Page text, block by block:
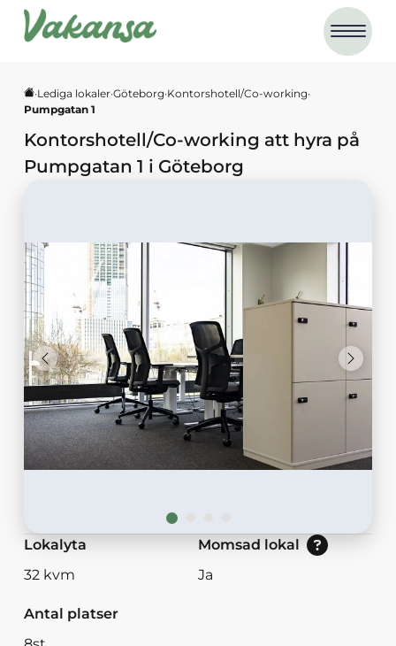
·Lediga lokaler·Göteborg·Kontorshotell/Co-working·
Pumpgatan 1
Kontorshotell/Co-working att hyra på
Pumpgatan 1 i Göteborg
Lokalyta
32kvm
Momsad lokal
Nej: Lokalen är momsbefriad.<br/>Ja:
Ja
Antal platser